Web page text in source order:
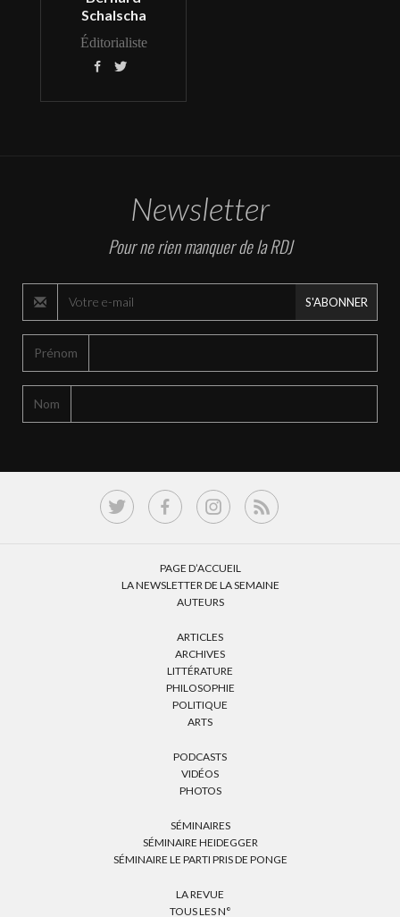
Schalscha
Éditorialiste
 
Newsletter
Pour ne rien manquer de la RDJ
S'ABONNER
Prénom
Nom
PAGE D’ACCUEIL
LA NEWSLETTER DE LA SEMAINE
AUTEURS
ARTICLES
ARCHIVES
LITTÉRATURE
PHILOSOPHIE
POLITIQUE
ARTS
PODCASTS
VIDÉOS
PHOTOS
SÉMINAIRES
SÉMINAIRE HEIDEGGER
SÉMINAIRE LE PARTI PRIS DE PONGE
LA REVUE
TOUS LES N°